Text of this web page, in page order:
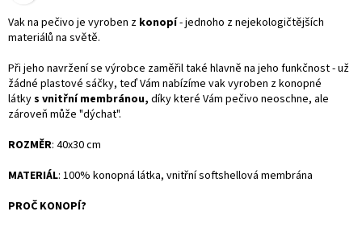
Vak na pečivo je vyroben z konopí- jednoho z nejekologičtějších
materiálů na světě.
Při jeho navržení se výrobce zaměřil také hlavně na jeho funkčnost - už
žádné plastové sáčky, teď Vám nabízíme vak vyroben z konopné
látkys vnitřní membránou, díky které Vám pečivo neoschne, ale
zároveň může "dýchat".
ROZMĚR: 40x30 cm
MATERIÁL: 100% konopná látka, vnitřní softshellová membrána
PROČ KONOPÍ?